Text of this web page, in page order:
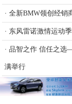
·全新BMW领创经销
· 东风雷诺激情运动
·品智之作 信任之选
满举行